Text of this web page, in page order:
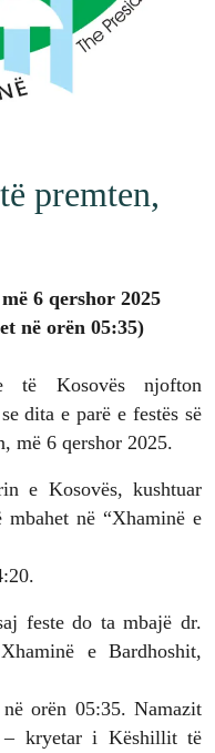
premten,
6 qershor 2025
në orën 05:35)
të Kosovës njofton
dita e parë e festës së
më 6 qershor 2025.
e Kosovës, kushtuar
në “Xhaminë e
feste do ta mbajë dr.
e Bardhoshit,
orën 05:35. Namazit
kryetar i Këshillit të